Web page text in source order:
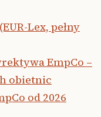
Lex, pełny
EmpCo –
obietnic
od 2026